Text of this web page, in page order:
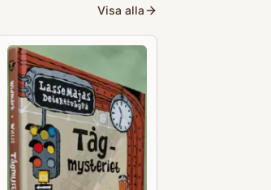
Visa alla